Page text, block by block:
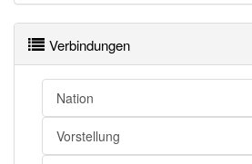
Verbindungen
Nation
Vorstellung